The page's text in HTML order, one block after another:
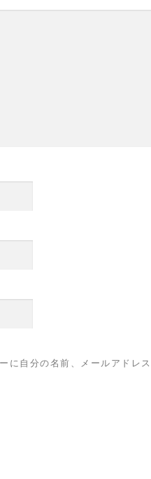
に自分の名前、メールアドレ